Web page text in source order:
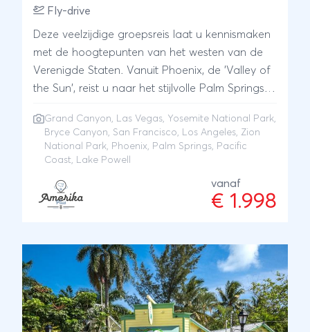
Fly-drive
Deze veelzijdige groepsreis laat u kennismaken
met de hoogtepunten van het westen van de
Verenigde Staten. Vanuit Phoenix, de 'Valley of
the Sun', reist u naar het stijlvolle Palm Springs
prachtige Pacific Coast van Californië bereikt u
het sfeervolle San Francisco. Onderweg
ontdekt u enkele van de meest indrukwekkende
natuurgebieden van Amerika. U bezoekt het
wereldberoemde Yosemite National Park, het
National Park. Voordat u terugkeert naar
Phoenix, bewondert u ook nog de imposante
Grand Canyon en het diepblauwe Lake Powell.
Een afwisselende reis vol wereldsteden,
kustlandschappen en indrukwekkende natuur.
Grand Canyon, Las Vegas, Yosemite National Park,
Bryce Canyon, San Francisco, Los Angeles, Zion
National Park, Phoenix, Palm Springs, Pacific
Coast, Lake Powell
vanaf
€ 1.998